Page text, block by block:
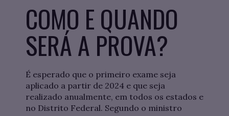
COMO E QUANDO
SERÁ A PROVA?
É esperado que o primeiro exame seja
aplicado a partir de 2024 e que seja
realizado anualmente, em todos os estados e
no Distrito Federal. Segundo o ministro